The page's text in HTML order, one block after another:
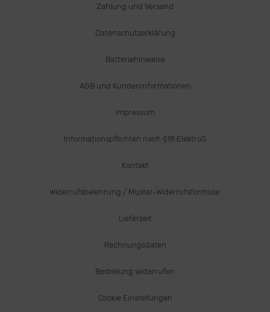
Zahlung und Versand
Datenschutzerklärung
Batteriehinweise
AGB und Kundeninformationen
Impressum
Informationspflichten nach §18 ElektroG
Kontakt
Widerrufsbelehrung / Muster-Widerrufsformular
Lieferzeit
Rechnungsdaten
Bestellung widerrufen
Cookie Einstellungen